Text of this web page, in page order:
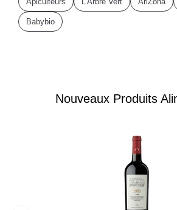
Nouveaux Produits
Babybio